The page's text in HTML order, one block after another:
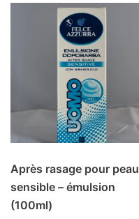
Après rasage pour peau
sensible – émulsion
(100ml)